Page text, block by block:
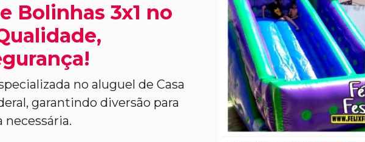
Bolinhas 3x1 no
no aluguel de Casa
garantindo diversão para